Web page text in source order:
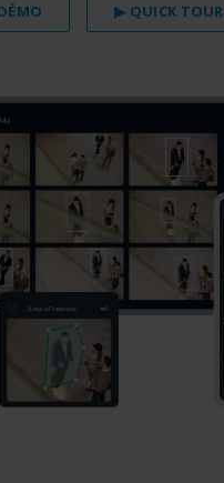
▶ QUICK TOUR